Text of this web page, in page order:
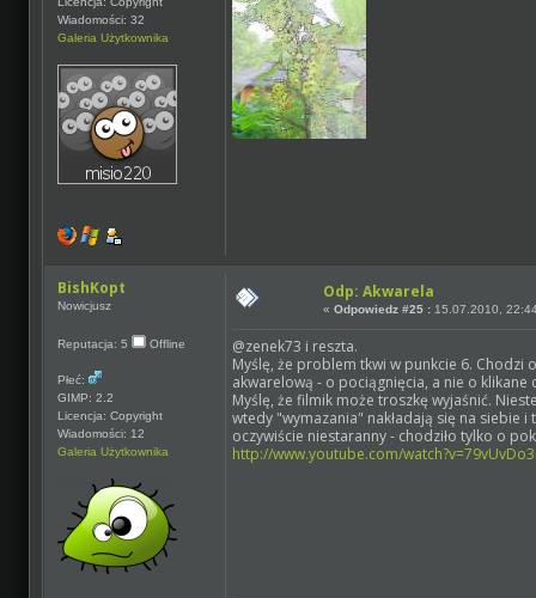
Wiadomości: 32
Galeria Użytkownika
BishKopt
Nowicjusz
Reputacja: 5 Offline
Płeć:
GIMP: 2.2
Licencja: Copyright
Wiadomości: 12
Galeria Użytkownika
Odp: Akwarela
«Odpowiedz #25 : 15.07.2010,
@zenek73 i reszta.
Myślę, że problem tkwi w punkcie 6. Chodzi
akwarelową - o pociągnięcia, a nie o klikane
Myślę, że filmik może troszkę wyjaśnić.
wtedy "wymazania" nakładają się na siebie
oczywiście niestaranny - chodziło tylko o
http://www.youtube.com/